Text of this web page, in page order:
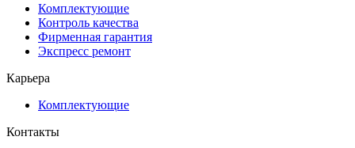
Комплектующие
Контроль качества
Фирменная гарантия
Экспресс ремонт
Карьера
Комплектующие
Контакты